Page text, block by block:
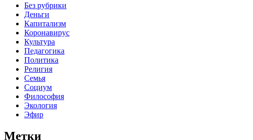
Без рубрики
Деньги
Капитализм
Коронавирус
Культура
Педагогика
Политика
Религия
Семья
Социум
Философия
Экология
Эфир
Метки